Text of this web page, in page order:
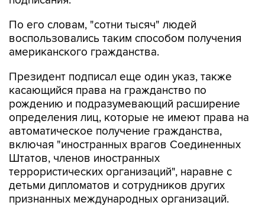
По его словам, "сотни тысяч" людей
воспользовались таким способом получения
американского гражданства.
Президент подписал еще один указ, также
касающийся права на гражданство по
рождению и подразумевающий расширение
определения лиц, которые не имеют права на
автоматическое получение гражданства,
включая "иностранных врагов Соединенных
Штатов, членов иностранных
террористических организаций", наравне с
детьми дипломатов и сотрудников других
признанных международных организаций.